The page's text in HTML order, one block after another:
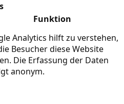
Funktion
Analytics hilft zu verstehen,
Besucher diese Website
Die Erfassung der Daten
anonym.